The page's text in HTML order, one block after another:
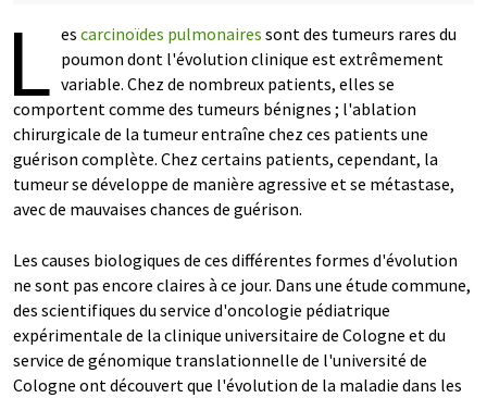
L es carcinoïdes pulmonaires sont des tumeurs rares du
poumon dont l'évolution clinique est extrêmement
variable. Chez de nombreux patients, elles se
comportent comme des tumeurs bénignes ; l'ablation
chirurgicale de la tumeur entraîne chez ces patients une
guérison complète. Chez certains patients, cependant, la
tumeur se développe de manière agressive et se métastase,
avec de mauvaises chances de guérison.
Les causes biologiques de ces différentes formes d'évolution
ne sont pas encore claires à ce jour. Dans une étude commune,
des scientifiques du service d'oncologie pédiatrique
expérimentale de la clinique universitaire de Cologne et du
service de génomique translationnelle de l'université de
Cologne ont découvert que l'évolution de la maladie dans les